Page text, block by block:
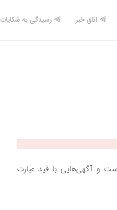
⫸ اتاق خبر ⫸ رسیدگی به شکایات
و آگهی‌هایی با قید عبارت